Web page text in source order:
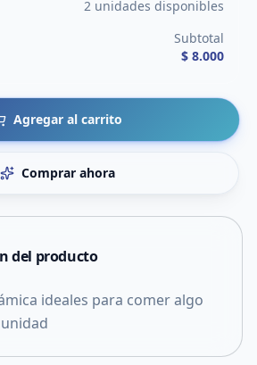
2 unidades disponibles
Subtotal
$ 8.000
Agregar al carrito
Comprar ahora
del producto
ideales para comer algo